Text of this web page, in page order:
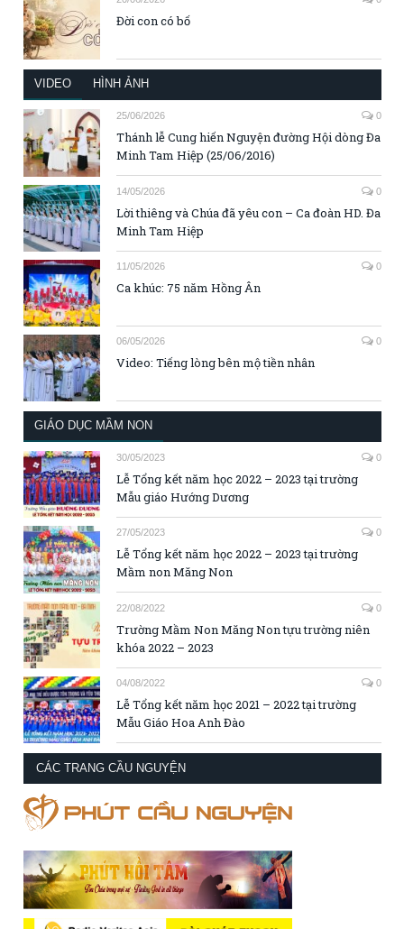
Đời con có bố
VIDEO HÌNH ẢNH
25/06/2026 0
Thánh lễ Cung hiến Nguyện đường Hội dòng Đa
Minh Tam Hiệp (25/06/2016)
14/05/2026 0
Lời thiêng và Chúa đã yêu con – Ca đoàn HD. Đa
Minh Tam Hiệp
11/05/2026 0
Ca khúc: 75 năm Hồng Ân
06/05/2026 0
Video: Tiếng lòng bên mộ tiền nhân
GIÁO DỤC MẦM NON
30/05/2023 0
Lễ Tổng kết năm học 2022 – 2023 tại trường
Mẫu giáo Hướng Dương
27/05/2023 0
Lễ Tổng kết năm học 2022 – 2023 tại trường
Mầm non Măng Non
22/08/2022 0
Trường Mầm Non Măng Non tựu trường niên
khóa 2022 – 2023
04/08/2022 0
Lễ Tổng kết năm học 2021 – 2022 tại trường
Mẫu Giáo Hoa Anh Đào
CÁC TRANG CẦU NGUYỆN